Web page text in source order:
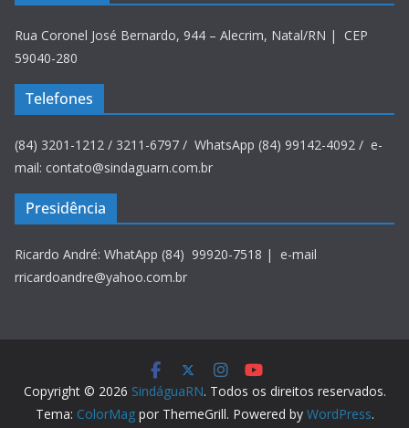
Rua Coronel José Bernardo, 944 – Alecrim, Natal/RN | CEP
59040-280
Telefones
(84) 3201-1212 / 3211-6797 / WhatsApp (84) 99142-4092 / e-
mail: contato@sindaguarn.com.br
Presidência
Ricardo André: WhatApp (84) 99920-7518 | e-mail
rricardoandre@yahoo.com.br
Copyright © 2026 SindáguaRN. Todos os direitos reservados.
Tema: ColorMagpor ThemeGrill. Powered by WordPress.